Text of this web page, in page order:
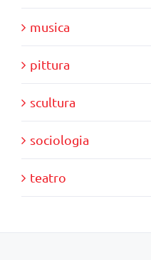
musica
pittura
scultura
sociologia
teatro